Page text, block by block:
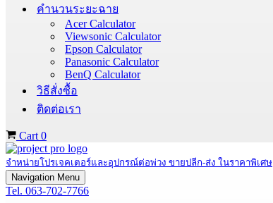
คำนวนระยะฉาย
Acer Calculator
Viewsonic Calculator
Epson Calculator
Panasonic Calculator
BenQ Calculator
วิธีสั่งซื้อ
ติดต่อเรา
Cart 0
จำหน่ายโปรเจคเตอร์และอุปกรณ์ต่อพ่วง ขายปลีก-ส่ง ในราคาพิเศษ
Navigation Menu
Tel. 063-702-7766